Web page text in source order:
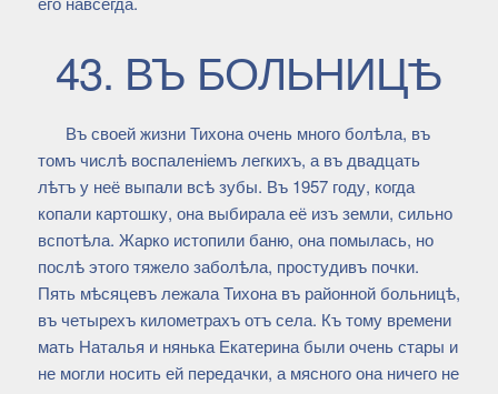
43. ВЪ БОЛЬНИЦѢ
Въ своей жизни Тихона очень много болѣла, въ
томъ числѣ воспаленіемъ легкихъ, а въ двадцать
лѣтъ у неё выпали всѣ зубы. Въ 1957 году, когда
копали картошку, она выбирала её изъ земли, сильно
вспотѣла. Жарко истопили баню, она помылась, но
послѣ этого тяжело заболѣла, простудивъ почки.
Пять мѣсяцевъ лежала Тихона въ районной больницѣ,
въ четырехъ километрахъ отъ села. Къ тому времени
мать Наталья и нянька Екатерина были очень стары и
не могли носить ей передачки, а мясного она ничего не